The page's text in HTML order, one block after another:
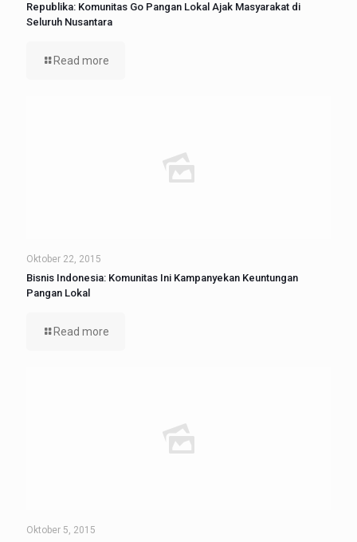
Republika: Komunitas Go Pangan Lokal Ajak Masyarakat di
Seluruh Nusantara
Read more
Oktober 22, 2015
Bisnis Indonesia: Komunitas Ini Kampanyekan Keuntungan
Pangan Lokal
Read more
Oktober 5, 2015